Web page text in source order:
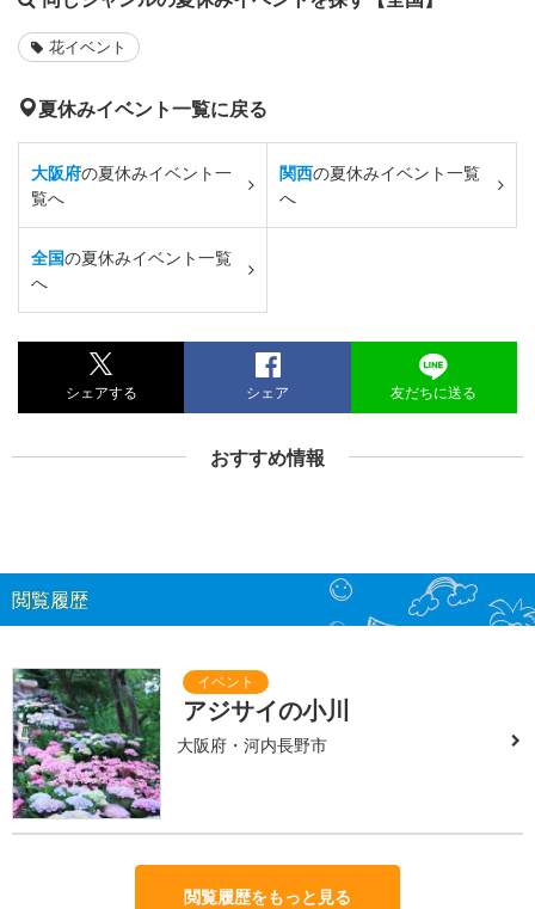
花イベント
夏休みイベント一覧に戻る
大阪府の夏休みイベント一
覧へ
関西の夏休みイベント一覧
へ
全国の夏休みイベント一覧
へ
シェアする シェア 友だちに送る
おすすめ情報
閲覧履歴
アジサイの小川
大阪府・河内長野市
閲覧履歴をもっと見る